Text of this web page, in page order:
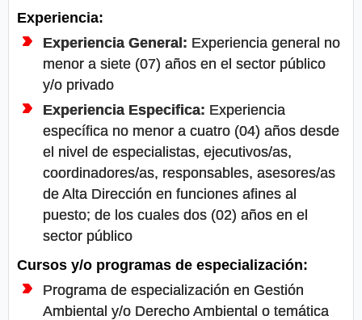
Experiencia:
Experiencia General: Experiencia general no
menor a siete (07) años en el sector público
y/o privado
Experiencia Especifica: Experiencia
específica no menor a cuatro (04) años desde
el nivel de especialistas, ejecutivos/as,
coordinadores/as, responsables, asesores/as
de Alta Dirección en funciones afines al
puesto; de los cuales dos (02) años en el
sector público
Cursos y/o programas de especialización:
Programa de especialización en Gestión
Ambiental y/o Derecho Ambiental o temática